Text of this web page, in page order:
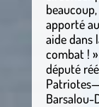
apporté
aide dans
combat !
député
Barsalou-